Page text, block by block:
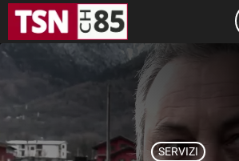
SERVIZI